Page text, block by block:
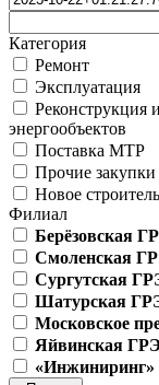
Категория
Ремонт
Эксплуатация
Реконструкция
энергообъектов
Поставка МТР
Прочие закупки
Новое
Филиал
Берёзовская
Смоленская
Сургутская
Шатурская
Московское
Яйвинская